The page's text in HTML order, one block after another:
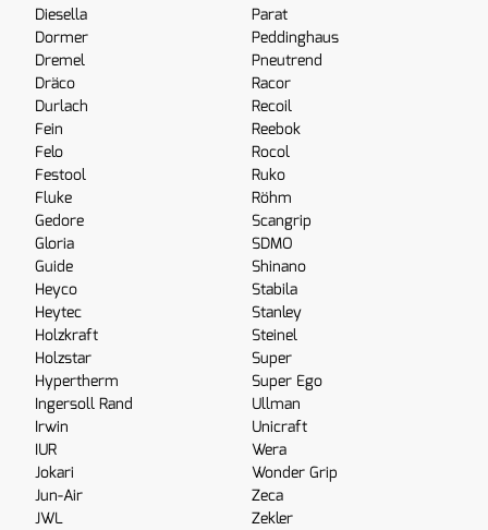
Diesella
Dormer
Dremel
Dräco
Durlach
Fein
Felo
Festool
Fluke
Gedore
Gloria
Guide
Heyco
Heytec
Holzkraft
Holzstar
Hypertherm
Ingersoll Rand
Irwin
IUR
Jokari
Jun-Air
JWL
Parat
Peddinghaus
Pneutrend
Racor
Recoil
Reebok
Rocol
Ruko
Röhm
Scangrip
SDMO
Shinano
Stabila
Stanley
Steinel
Super
Super Ego
Ullman
Unicraft
Wera
Wonder Grip
Zeca
Zekler